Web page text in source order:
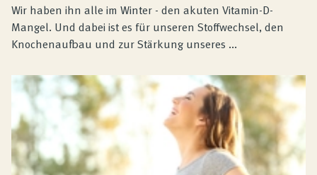
Wir haben ihn alle im Winter - den akuten Vitamin-D-
Mangel. Und dabei ist es für unseren Stoffwechsel, den
Knochenaufbau und zur Stärkung unseres ...